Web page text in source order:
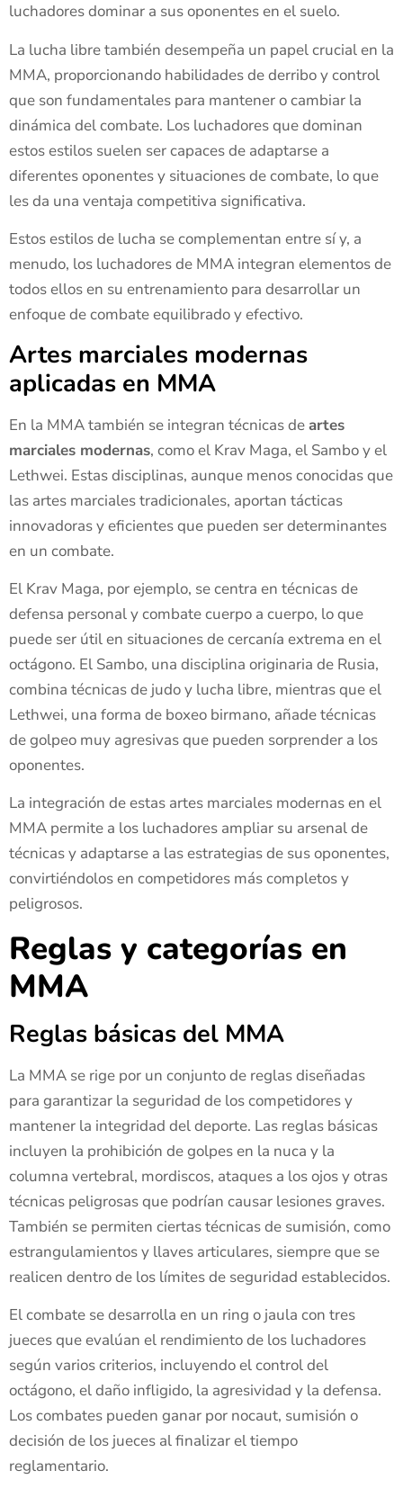
luchadores dominar a sus oponentes en el suelo.
La lucha libre también desempeña un papel crucial en la
MMA, proporcionando habilidades de derribo y control
que son fundamentales para mantener o cambiar la
dinámica del combate. Los luchadores que dominan
estos estilos suelen ser capaces de adaptarse a
diferentes oponentes y situaciones de combate, lo que
les da una ventaja competitiva significativa.
Estos estilos de lucha se complementan entre sí y, a
menudo, los luchadores de MMA integran elementos de
todos ellos en su entrenamiento para desarrollar un
enfoque de combate equilibrado y efectivo.
Artes marciales modernas
aplicadas en MMA
En la MMA también se integran técnicas deartes
marciales modernas, como el Krav Maga, el Sambo y el
Lethwei. Estas disciplinas, aunque menos conocidas que
las artes marciales tradicionales, aportan tácticas
innovadoras y eficientes que pueden ser determinantes
en un combate.
El Krav Maga, por ejemplo, se centra en técnicas de
defensa personal y combate cuerpo a cuerpo, lo que
puede ser útil en situaciones de cercanía extrema en el
octágono. El Sambo, una disciplina originaria de Rusia,
combina técnicas de judo y lucha libre, mientras que el
Lethwei, una forma de boxeo birmano, añade técnicas
de golpeo muy agresivas que pueden sorprender a los
oponentes.
La integración de estas artes marciales modernas en el
MMA permite a los luchadores ampliar su arsenal de
técnicas y adaptarse a las estrategias de sus oponentes,
convirtiéndolos en competidores más completos y
peligrosos.
Reglas y categorías en
MMA
Reglas básicas del MMA
La MMA se rige por un conjunto de reglas diseñadas
para garantizar la seguridad de los competidores y
mantener la integridad del deporte. Las reglas básicas
incluyen la prohibición de golpes en la nuca y la
columna vertebral, mordiscos, ataques a los ojos y otras
técnicas peligrosas que podrían causar lesiones graves.
También se permiten ciertas técnicas de sumisión, como
estrangulamientos y llaves articulares, siempre que se
realicen dentro de los límites de seguridad establecidos.
El combate se desarrolla en un ring o jaula con tres
jueces que evalúan el rendimiento de los luchadores
según varios criterios, incluyendo el control del
octágono, el daño infligido, la agresividad y la defensa.
Los combates pueden ganar por nocaut, sumisión o
decisión de los jueces al finalizar el tiempo
reglamentario.